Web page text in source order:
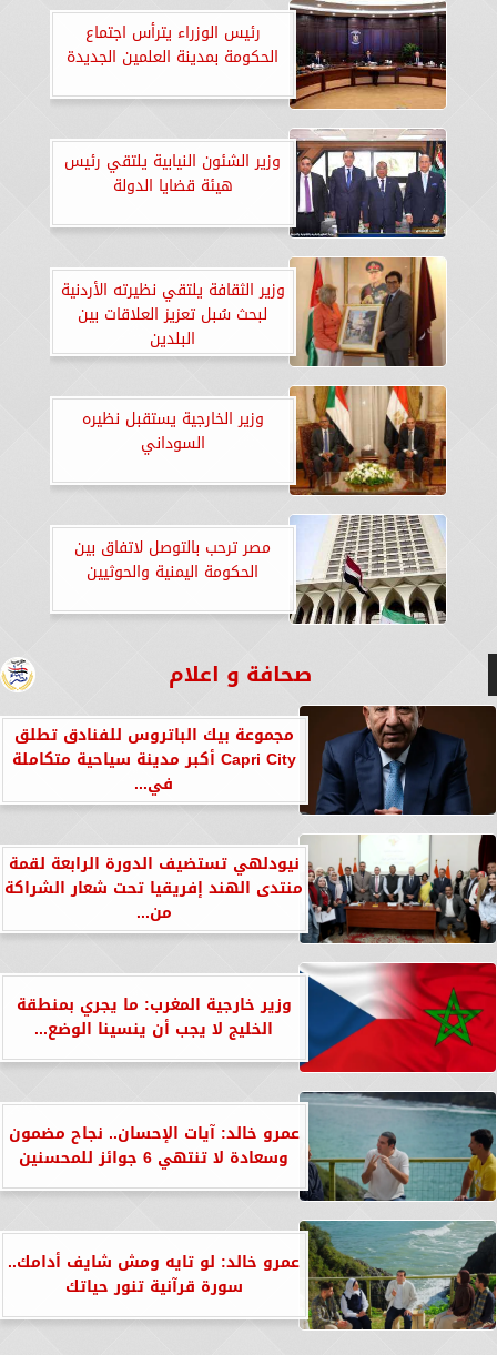
رئيس الوزراء يترأس اجتماع
الحكومة بمدينة العلمين الجديدة
وزير الشئون النيابية يلتقي رئيس
هيئة قضايا الدولة
وزير الثقافة يلتقي نظيرته الأردنية
لبحث سُبل تعزيز العلاقات بين
البلدين
وزير الخارجية يستقبل نظيره
السوداني
مصر ترحب بالتوصل لاتفاق بين
الحكومة اليمنية والحوثيين
صحافة و اعلام
مجموعة بيك الباتروس للفنادق تطلق
Capri City أكبر مدينة سياحية متكاملة
في...
نيودلهي تستضيف الدورة الرابعة لقمة
منتدى الهند إفريقيا تحت شعار الشراكة
من...
وزير خارجية المغرب: ما يجري بمنطقة
الخليج لا يجب أن ينسينا الوضع...
عمرو خالد: آيات الإحسان.. نجاح مضمون
وسعادة لا تنتهي 6 جوائز للمحسنين
عمرو خالد: لو تايه ومش شايف أدامك..
سورة قرآنية تنور حياتك